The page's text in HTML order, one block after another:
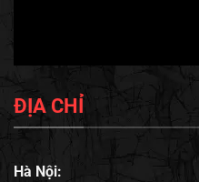
ĐỊA CHỈ
Hà Nội: